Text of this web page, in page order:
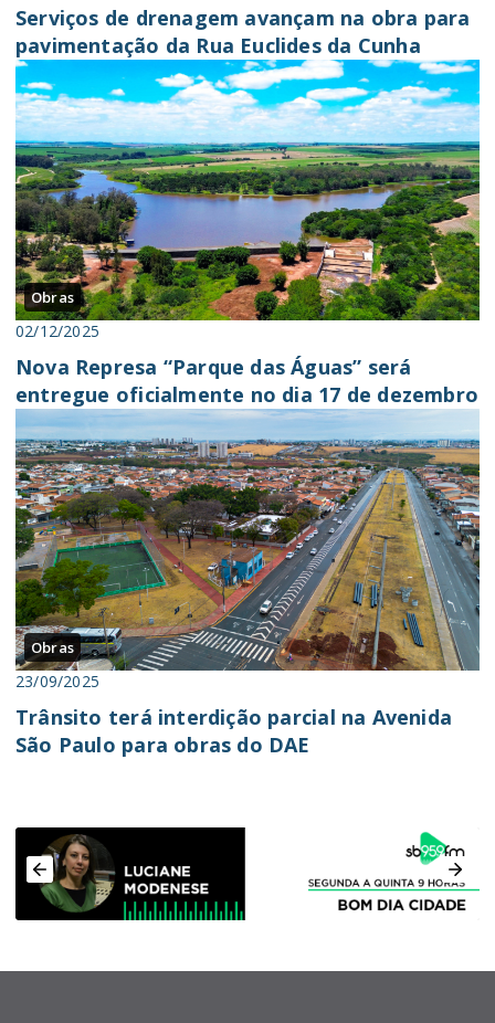
Serviços de drenagem avançam na obra para
pavimentação da Rua Euclides da Cunha
Obras
02/12/2025
Nova Represa “Parque das Águas” será
entregue oficialmente no dia 17 de dezembro
Obras
23/09/2025
Trânsito terá interdição parcial na Avenida
São Paulo para obras do DAE